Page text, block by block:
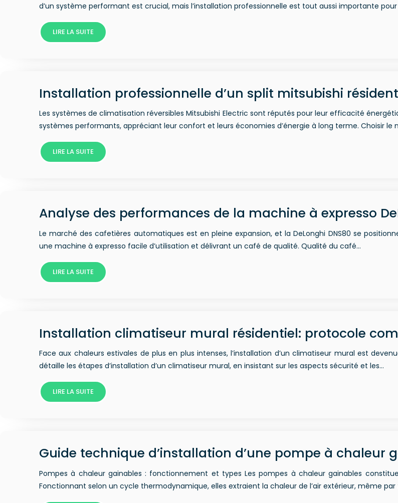
d’un système performant est crucial, mais l’installation professionnelle est tout aussi importante
LIRE LA SUITE
Installation professionnelle d’un split mitsubishi
Les systèmes de climatisation réversibles Mitsubishi Electric sont réputés pour leur efficacité
systèmes performants, appréciant leur confort et leurs économies d’énergie à long terme. Choisir le
LIRE LA SUITE
Analyse des performances de la machine à expresso
Le marché des cafetières automatiques est en pleine expansion, et la DeLonghi DNS80 se
une machine à expresso facile d’utilisation et délivrant un café de qualité. Qualité du café…
LIRE LA SUITE
Installation climatiseur mural résidentiel: protocole
Face aux chaleurs estivales de plus en plus intenses, l’installation d’un climatiseur mural est
détaille les étapes d’installation d’un climatiseur mural, en insistant sur les aspects sécurité et les…
LIRE LA SUITE
Guide technique d’installation d’une pompe à chaleur
Pompes à chaleur gainables : fonctionnement et types Les pompes à chaleur gainables
Fonctionnant selon un cycle thermodynamique, elles extraient la chaleur de l’air extérieur, même